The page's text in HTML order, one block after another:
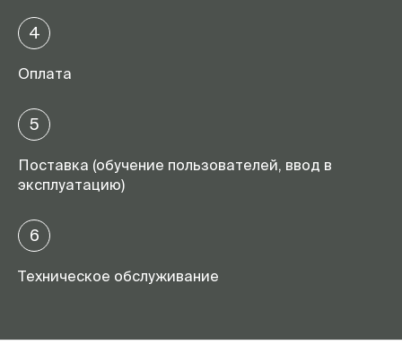
4
Оплата
5
Поставка (обучение пользователей, ввод в
эксплуатацию)
6
Техническое обслуживание